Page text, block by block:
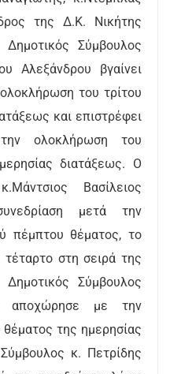
της Δ.Κ. Νικήτης
Σύμβουλος
Αλεξάνδρου βγαίνει
του τρίτου
και επιστρέφει
ολοκλήρωση του
διατάξεως. Ο
Βασίλειος
μετά την
πέμπτου θέματος, το
στη σειρά της
Σύμβουλος
αποχώρησε με την
της ημερησίας
κ. Πετρίδης